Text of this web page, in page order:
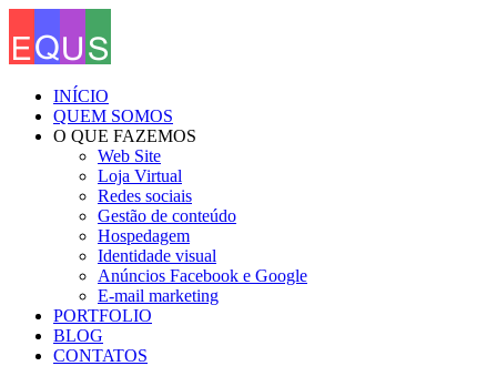
INÍCIO
QUEM SOMOS
O QUE FAZEMOS
Web Site
Loja Virtual
Redes sociais
Gestão de conteúdo
Hospedagem
Identidade visual
Anúncios Facebook e Google
E-mail marketing
PORTFOLIO
BLOG
CONTATOS